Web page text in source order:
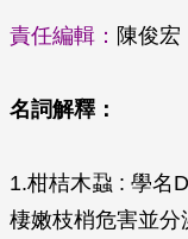
責任編輯： 陳俊
名詞解釋：
1.柑桔木蝨 : 學名
棲嫩枝梢危害並分